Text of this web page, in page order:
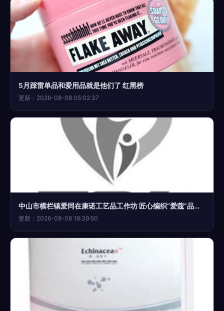
5月踩雷单品和爱用品就是他们了 红黑榜
更新：2026-08-08 05:02:37
中山市横栏镇爱同在康诺工艺品工作坊 匠心编织“爱蔻”品牌新篇章
更新：2026-08-08 18:39:50